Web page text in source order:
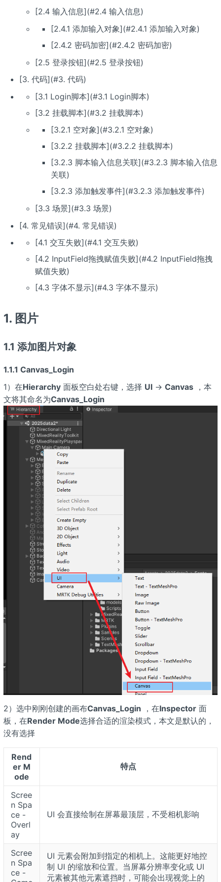
[2.4 输入信息](#2.4 输入信息)
[2.4.1 添加输入对象](#2.4.1 添加输入对象)
[2.4.2 密码加密](#2.4.2 密码加密)
[2.5 登录按钮](#2.5 登录按钮)
[3. 代码](#3. 代码)
[3.1 Login脚本](#3.1 Login脚本)
[3.2 挂载脚本](#3.2 挂载脚本)
[3.2.1 空对象](#3.2.1 空对象)
[3.2.2 挂载脚本](#3.2.2 挂载脚本)
[3.2.3 脚本输入信息关联](#3.2.3 脚本输入信息
关联)
[3.2.3 添加触发事件](#3.2.3 添加触发事件)
[3.3 场景](#3.3 场景)
[4. 常见错误](#4. 常见错误)
[4.1 交互失败](#4.1 交互失败)
[4.2 InputField拖拽赋值失败](#4.2 InputField拖拽
赋值失败)
[4.3 字体不显示](#4.3 字体不显示)
1. 图片
1.1 添加图片对象
1.1.1 Canvas_Login
1）在Hierarchy面板空白处右键，选择 UI→ Canvas，本
文将其命名为Canvas_Login
2）选中刚刚创建的画布Canvas_Login ，在Inspector面
板，在Render Mode选择合适的渲染模式，本文是默认的，
没有选择
Rend
er M
ode
特点
Scree
n Spa
ce -
Overl
ay
UI 会直接绘制在屏幕最顶层，不受相机影响
Scree
n Spa
ce -
UI 元素会附加到指定的相机上。这能更好地控
制 UI 的缩放和位置。当屏幕分辨率变化或 UI
元素被其他元素遮挡时，可能会出现视觉上的